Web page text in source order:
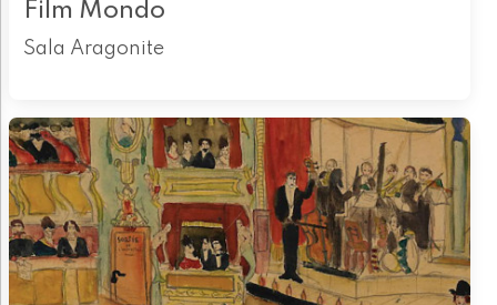
Film Mondo
Sala Aragonite